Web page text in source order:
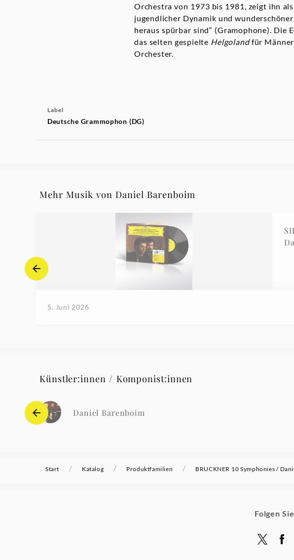
Orchestra von 1973 bis 1981, zeigt ihn
jugendlicher Dynamik und
heraus spürbar sind“ (Gramophone). Die
das selten gespielte Helgolandfür
Orchester.
Label
Deutsche Grammophon (DG)
Mehr Musik von Daniel Barenboim
5. Juni 2026
Künstler:innen / Komponist:innen
Daniel Barenboim
Start / Katalog / Produktfamilien / BRUCKNER 10 Symphonies /
Folgen